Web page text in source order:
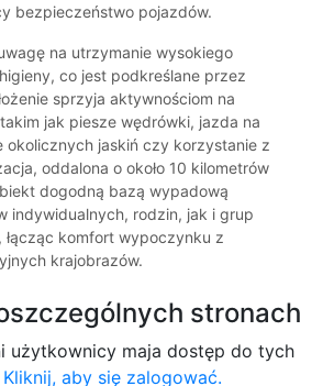
bezpieczeństwo pojazdów.
na utrzymanie wysokiego
co jest podkreślane przez
sprzyja aktywnościom na
jak piesze wędrówki, jazda na
okolicznych jaskiń czy korzystanie z
oddalona o około 10 kilometrów
dogodną bazą wypadową
indywidualnych, rodzin, jak i grup
komfort wypoczynku z
krajobrazów.
stronach
użytkownicy maja dostęp do tych
Kliknij, aby się zalogować.